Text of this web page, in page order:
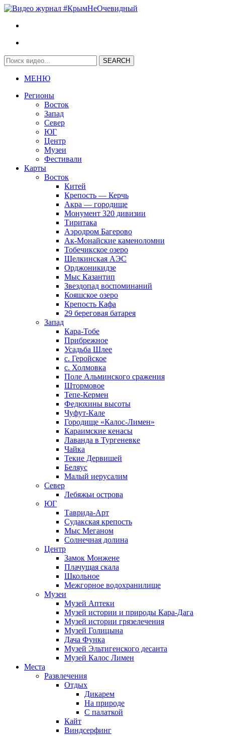
МЕНЮ
Регионы
Восток
Запад
Север
ЮГ
Центр
Музеи
Фестивали
Карты
Восток
Китей
Крепость — Керчь
Акра — городище
Монумент 320 дивизии
Тиритака
Аэродром Багерово
Ак-Монайские каменоломни
Тобечикское озеро
Щелкинская АЭС
Орджоникидзе
Мыс Казантип
Звездопад воспоминаний
Кояшское озеро
Крепость Кафа
29 береговая батарея
Запад
Кара-Тобе
Прибрежное
Усадьба Шлее
с. Геройское
с. Холмовка
Поле Альминского сражения
Штормовое
Тепе-Кермен
Федюхины высоты
Чуфут-Кале
Городище «Калос-Лимен»
Караимские кенасы
Лаванда в Тургеневке
Чайка
Текие Дервишей
Беляус
Малый иерусалим
Север
Лебяжьи острова
ЮГ
Таврида-Арт
Судакская крепость
Мыс Меганом
Солнечная долина
Центр
Замок Монжене
Плачущая скала
Школьное
Межгорное водохранилище
Музеи
Музей Аптеки
Музей истории и природы Кара-Дага
Музей истории грязелечения
Музей Голицына
Дача Функа
Музей Эльтигенского десанта
Музей Калос Лимен
Места
Развлечения
Отдых
Дикарем
На природе
С палаткой
Кайт
Виндсерфинг